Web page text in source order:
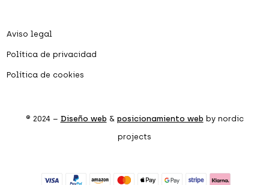
Aviso legal
Política de privacidad
Política de cookies
® 2024 – Diseño web & posicionamiento web by nordic
projects